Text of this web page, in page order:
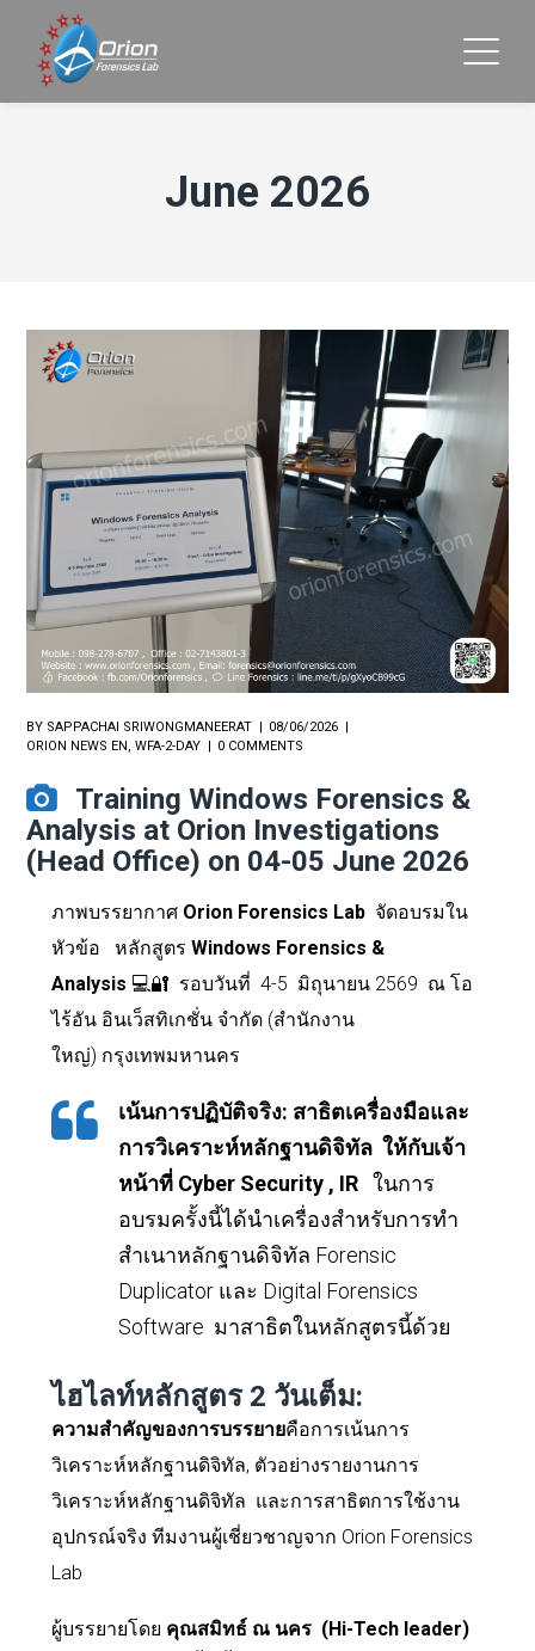
June 2026
BY SAPPACHAI SRIWONGMANEERAT
08/06/2026
ORION NEWS EN ,WFA-2-DAY 0 COMMENTS
Training Windows Forensics &
Analysis at Orion Investigations
(Head Office) on 04-05 June 2026
ภาพบรรยากาศ Orion Forensics Lab จัดอบรมใน
หัวข้อ
หลักสูตร Windows Forensics &
Analysis 💻🔐 รอบวันที่ 4-5 มิถุนายน 2569 ณ โอ
ไร้อัน อินเว็สทิเกชั่น จำกัด (สำนักงาน
ใหญ่) กรุงเทพมหานคร
เน้นการปฏิบัติจริง: สาธิตเครื่องมือและ
การวิเคราะห์หลักฐานดิจิทัล ให้กับเจ้า
หน้าที่ Cyber Security , IR ในการ
อบรมครั้งนี้ได้นำเครื่องสำหรับการทำ
สำเนาหลักฐานดิจิทัล Forensic
Duplicator และ Digital Forensics
Software มาสาธิตในหลักสูตรนี้ด้วย
ไฮไลท์หลักสูตร 2 วันเต็ม:
ความสำคัญของการบรรยายคือการเน้นการ
วิเคราะห์หลักฐานดิจิทัล, ตัวอย่างรายงานการ
วิเคราะห์หลักฐานดิจิทัล และการสาธิตการใช้งาน
อุปกรณ์จริง ทีมงานผู้เชี่ยวชาญจาก Orion Forensics
Lab
ผู้บรรยายโดย คุณสมิทธ์ ณ นคร(Hi-Tech leader)